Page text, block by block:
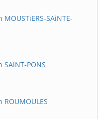
SAiNTE-
PONS